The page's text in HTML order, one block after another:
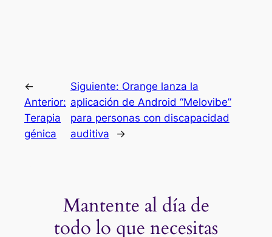
←
Anterior:
Terapia
génica
Siguiente: Orange lanza la
aplicación de Android “Melovibe”
para personas con discapacidad
auditiva
→
Mantente al día de
todo lo que necesitas